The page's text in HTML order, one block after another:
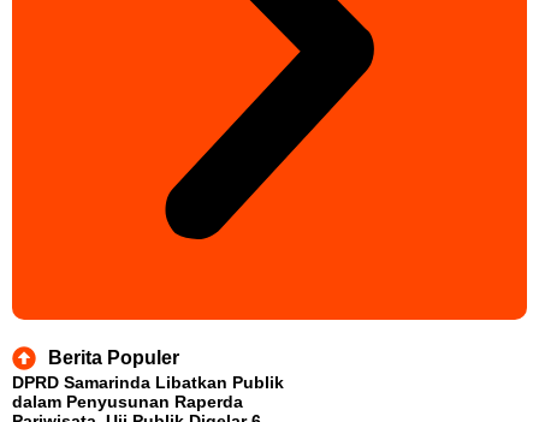
Berita Populer
DPRD Samarinda Libatkan Publik
dalam Penyusunan Raperda